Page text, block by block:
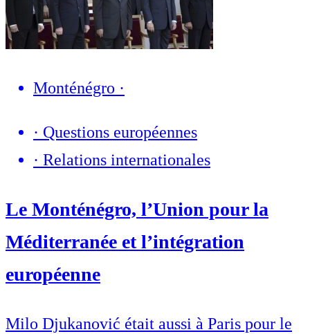
Monténégro ·
· Questions européennes
· Relations internationales
Le Monténégro, l’Union pour la
Méditerranée et l’intégration
européenne
Milo Djukanović était aussi à Paris pour le